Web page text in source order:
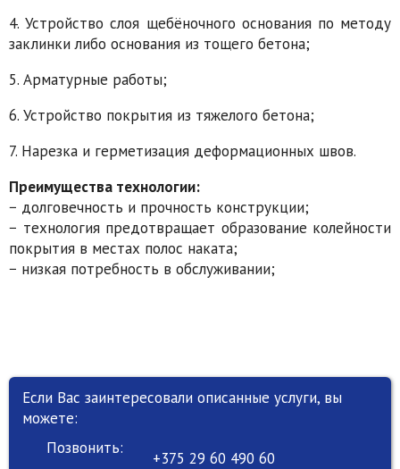
4. Устройство слоя щебёночного основания по методу
заклинки либо основания из тощего бетона;
5. Арматурные работы;
6. Устройство покрытия из тяжелого бетона;
7. Нарезка и герметизация деформационных швов.
Преимущества технологии:
− долговечность и прочность конструкции;
− технология предотвращает образование колейности
покрытия в местах полос наката;
− низкая потребность в обслуживании;
Если Вас заинтересовали описанные услуги, вы
можете:
Позвонить:
+375 29 60 490 60